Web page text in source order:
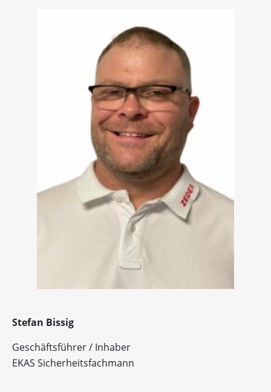
Stefan Bissig
Geschäftsführer / Inhaber
EKAS Sicherheitsfachmann